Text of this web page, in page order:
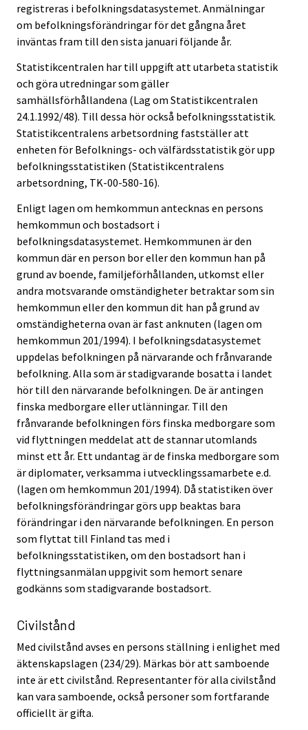
registreras i befolkningsdatasystemet. Anmälningar
om befolkningsförändringar för det gångna året
inväntas fram till den sista januari följande år.
Statistikcentralen har till uppgift att utarbeta statistik
och göra utredningar som gäller
samhällsförhållandena (Lag om Statistikcentralen
24.1.1992/48). Till dessa hör också befolkningsstatistik.
Statistikcentralens arbetsordning fastställer att
enheten för Befolknings- och välfärdsstatistik gör upp
befolkningsstatistiken (Statistikcentralens
arbetsordning, TK-00-580-16).
Enligt lagen om hemkommun antecknas en persons
hemkommun och bostadsort i
befolkningsdatasystemet. Hemkommunen är den
kommun där en person bor eller den kommun han på
grund av boende, familjeförhållanden, utkomst eller
andra motsvarande omständigheter betraktar som sin
hemkommun eller den kommun dit han på grund av
omständigheterna ovan är fast anknuten (lagen om
hemkommun 201/1994). I befolkningsdatasystemet
uppdelas befolkningen på närvarande och frånvarande
befolkning. Alla som är stadigvarande bosatta i landet
hör till den närvarande befolkningen. De är antingen
finska medborgare eller utlänningar. Till den
frånvarande befolkningen förs finska medborgare som
vid flyttningen meddelat att de stannar utomlands
minst ett år. Ett undantag är de finska medborgare som
är diplomater, verksamma i utvecklingssamarbete e.d.
(lagen om hemkommun 201/1994). Då statistiken över
befolkningsförändringar görs upp beaktas bara
förändringar i den närvarande befolkningen. En person
som flyttat till Finland tas med i
befolkningsstatistiken, om den bostadsort han i
flyttningsanmälan uppgivit som hemort senare
godkänns som stadigvarande bostadsort.
Civilstånd
Med civilstånd avses en persons ställning i enlighet med
äktenskapslagen (234/29). Märkas bör att samboende
inte är ett civilstånd. Representanter för alla civilstånd
kan vara samboende, också personer som fortfarande
officiellt är gifta.